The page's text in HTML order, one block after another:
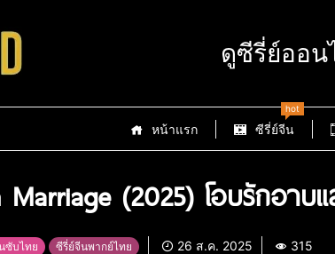
ดูซีรี่ย์ออน
หน้าแรก ซีรี่ย์จีน
hot
Marriage (2025) โอบรักอาบ
ซับไทย ซีรี่ย์จีนพากย์ไทย 26 ส.ค. 2025 315